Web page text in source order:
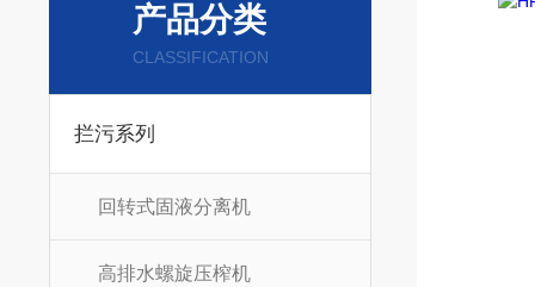
产品分类
CLASSIFICATION
拦污系列
回转式固液分离机
高排水螺旋压榨机